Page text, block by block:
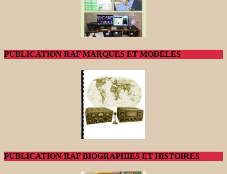
PUBLICATION RAF MARQUES ET MODELES
PUBLICATION RAF BIOGRAPHIES ET HISTOIRES